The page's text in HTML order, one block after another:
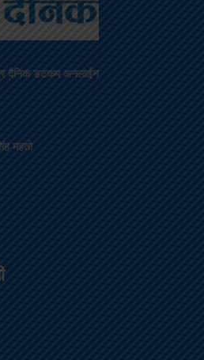
दैनिक डटकम अनलाईन
महतो